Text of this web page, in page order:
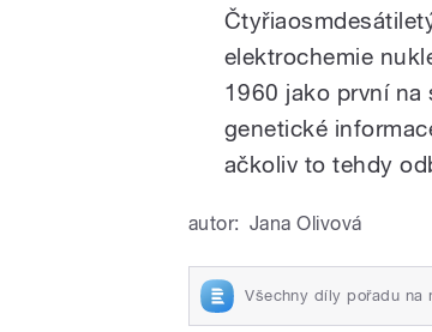
elektrochemie
1960 jako první na
genetické
ačkoliv to tehdy
autor: Jana Olivová
Všechny díly pořadu na